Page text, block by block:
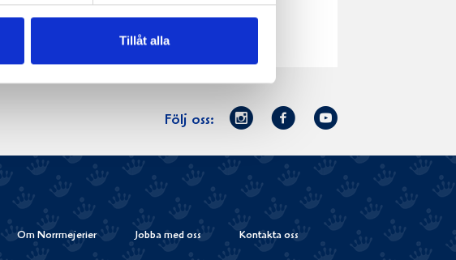
Tillåt alla
väder, året om.
Läs mer
Följ oss:
Norrmejerier
Instagram
Facebook
Youtube
Om Norrmejerier Jobba med oss Kontakta oss